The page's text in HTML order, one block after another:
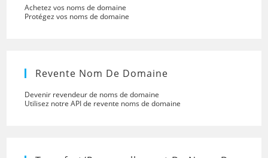
Achetez vos noms de domaine
Protégez vos noms de domaine
Revente Nom De Domaine
Devenir revendeur de noms de domaine
Utilisez notre API de revente noms de domaine